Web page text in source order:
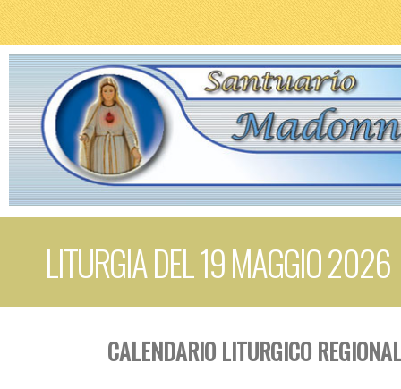
LITURGIA DEL 19 MAGGIO 2026
CALENDARIO LITURGICO